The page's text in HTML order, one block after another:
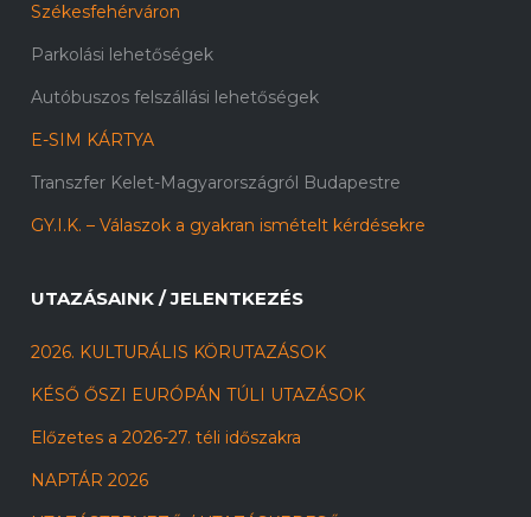
Székesfehérváron
Parkolási lehetőségek
Autóbuszos felszállási lehetőségek
E-SIM KÁRTYA
Transzfer Kelet-Magyarországról Budapestre
GY.I.K. – Válaszok a gyakran ismételt kérdésekre
UTAZÁSAINK / JELENTKEZÉS
2026. KULTURÁLIS KÖRUTAZÁSOK
KÉSŐ ŐSZI EURÓPÁN TÚLI UTAZÁSOK
Előzetes a 2026-27. téli időszakra
NAPTÁR 2026